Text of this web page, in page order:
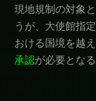
現地規制の対象
うが、大使館指
おける国境を越
承認が必要となる